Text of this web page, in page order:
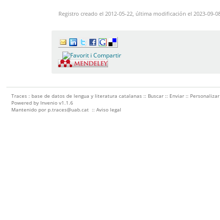
Registro creado el 2012-05-22, última modificación el 2023-09-
Traces : base de datos de lengua y literatura catalanas :: Buscar :: Enviar :: Personalizar
Powered by Invenio v1.1.6
Mantenido por p.traces@uab.cat ::Aviso legal